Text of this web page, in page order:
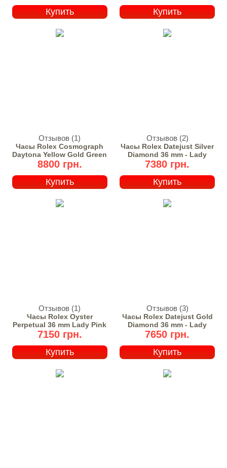
Купить Купить
Отзывов (1)
Часы Rolex Cosmograph
Daytona Yellow Gold Green
8800 грн.
Купить
Отзывов (2)
Часы Rolex Datejust Silver
Diamond 36 mm - Lady
7380 грн.
Купить
Отзывов (1)
Часы Rolex Oyster
Perpetual 36 mm Lady Pink
7150 грн.
Купить
Отзывов (3)
Часы Rolex Datejust Gold
Diamond 36 mm - Lady
7650 грн.
Купить